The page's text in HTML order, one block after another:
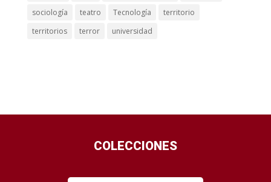
sociología
teatro Tecnología
territorio
territorios
terror universidad
COLECCIONES